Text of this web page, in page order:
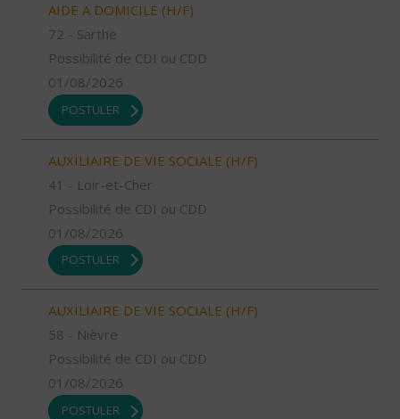
AIDE A DOMICILE (H/F)
72 - Sarthe
Possibilité de CDI ou CDD
01/08/2026
POSTULER
AUXILIAIRE DE VIE SOCIALE (H/F)
41 - Loir-et-Cher
Possibilité de CDI ou CDD
01/08/2026
POSTULER
AUXILIAIRE DE VIE SOCIALE (H/F)
58 - Nièvre
Possibilité de CDI ou CDD
01/08/2026
POSTULER